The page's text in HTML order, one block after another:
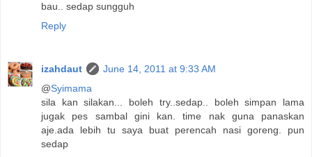
bau.. sedap sungguh
Reply
izahdaut
June 14, 2011 at 9:33 AM
@Syimama
sila kan silakan... boleh try..sedap.. boleh simpan lama
jugak pes sambal gini kan. time nak guna panaskan
aje.ada lebih tu saya buat perencah nasi goreng. pun
sedap